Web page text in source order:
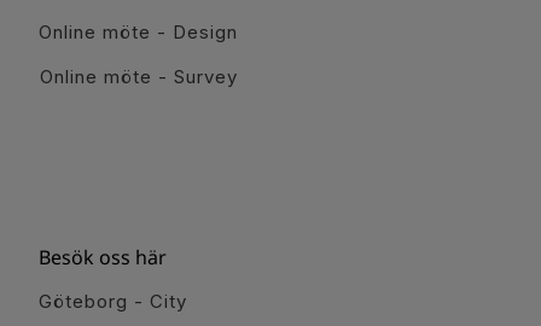
Online möte - Design
Online möte - Survey
Besök oss här
Göteborg - City